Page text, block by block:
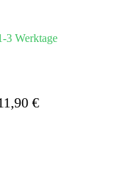
3 Werktage
€